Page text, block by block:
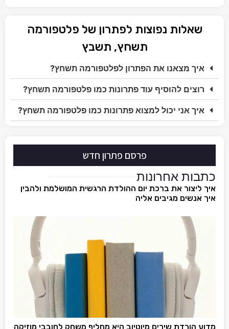
שאלות נפוצות לפתרון של פלטפורמה
תשחץ, תשבץ
איך מצאנו את הפתרון לפלטפורמה תשחץ?
רוצים להוסיף עוד פתרונות כמו פלטפורמה תשחץ?
איך אני יכול למצוא פתרונות כמו פלטפורמה תשחץ?
פרסם פתרון חדש
כתבות אחרונות
איך ליצור את ברכת יום ההולדת הרגשית המושלמת ולהבין
איך אנשים מגיבים אליה
מדוע הורדת שירים מיוטיוב היא מחליף משחק לחובבי מוזיקה